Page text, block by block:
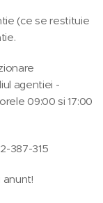
(ce se restituie
agentiei -
09:00 si 17:00
387-315